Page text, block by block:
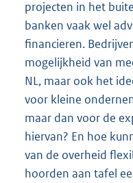
projecten in het
banken vaak wel
financieren.
mogelijkheid van
NL, maar ook het
voor kleine
maar dan voor de
hiervan? En hoe
van de overheid
hoorden aan tafel